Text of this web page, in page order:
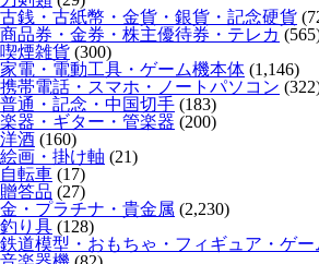
古銭・古紙幣・金貨・銀貨・記念硬貨
商品券・金券・株主優待券・テレカ
喫煙雑貨 (300)
家電・電動工具・ゲーム機本体 (1,146)
携帯電話・スマホ・ノートパソコン
普通・記念・中国切手 (183)
楽器・ギター・管楽器 (200)
洋酒 (160)
絵画・掛け軸 (21)
自転車 (17)
贈答品 (27)
金・プラチナ・貴金属 (2,230)
釣り具 (128)
鉄道模型・おもちゃ・フィギュア・ゲー